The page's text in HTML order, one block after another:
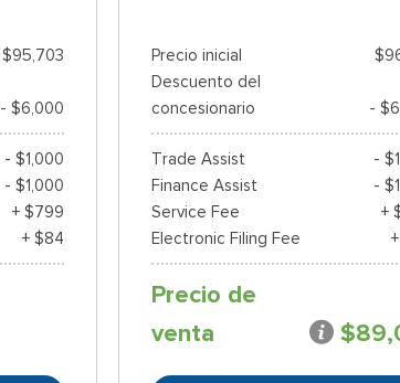
$95,703
- $6,000
- $1,000
- $1,000
+ $799
+ $84
Precio inicial
Descuento del
concesionario
-
Trade Assist
-
Finance Assist
-
Service Fee
+
Electronic Filing Fee
Precio de
venta